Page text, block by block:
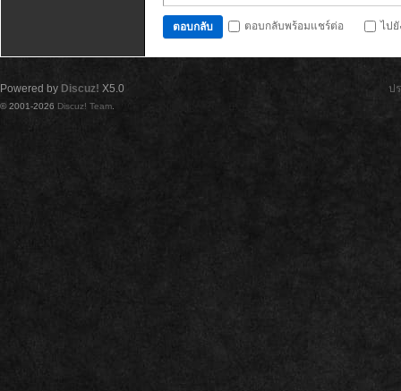
ตอบกลับ ตอบกลับพร้อมแชร์ต่อ ไป
ป
Powered by Discuz! X5.0
© 2001-2026 Discuz! Team